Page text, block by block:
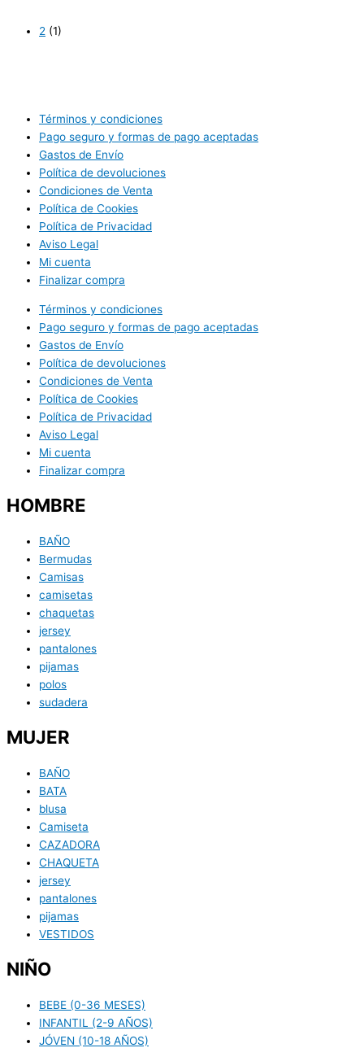
2 (1)
Términos y condiciones
Pago seguro y formas de pago aceptadas
Gastos de Envío
Política de devoluciones
Condiciones de Venta
Política de Cookies
Política de Privacidad
Aviso Legal
Mi cuenta
Finalizar compra
Términos y condiciones
Pago seguro y formas de pago aceptadas
Gastos de Envío
Política de devoluciones
Condiciones de Venta
Política de Cookies
Política de Privacidad
Aviso Legal
Mi cuenta
Finalizar compra
HOMBRE
BAÑO
Bermudas
Camisas
camisetas
chaquetas
jersey
pantalones
pijamas
polos
sudadera
MUJER
BAÑO
BATA
blusa
Camiseta
CAZADORA
CHAQUETA
jersey
pantalones
pijamas
VESTIDOS
NIÑO
BEBE (0-36 MESES)
INFANTIL (2-9 AÑOS)
JÓVEN (10-18 AÑOS)